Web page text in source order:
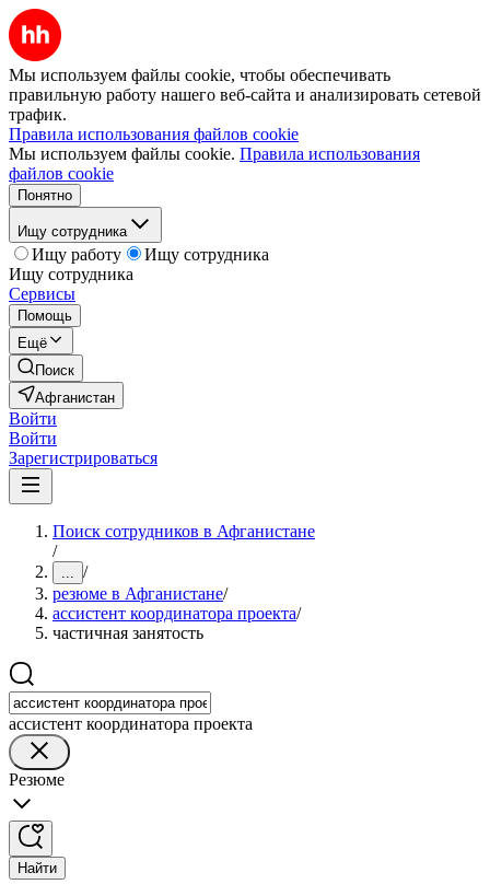
Мы используем файлы cookie, чтобы обеспечивать
правильную работу нашего веб-сайта и анализировать сетевой
трафик.
Правила использования файлов cookie
Мы используем файлы cookie. Правила использования
файлов cookie
Понятно
Ищу сотрудника
Ищу работу
Ищу сотрудника
Ищу сотрудника
Сервисы
Помощь
Ещё
Поиск
Афганистан
Войти
Войти
Зарегистрироваться
Поиск сотрудников в Афганистане
/
... /
резюме в Афганистане/
ассистент координатора проекта/
частичная занятость
ассистент координатора проекта
Резюме
Найти